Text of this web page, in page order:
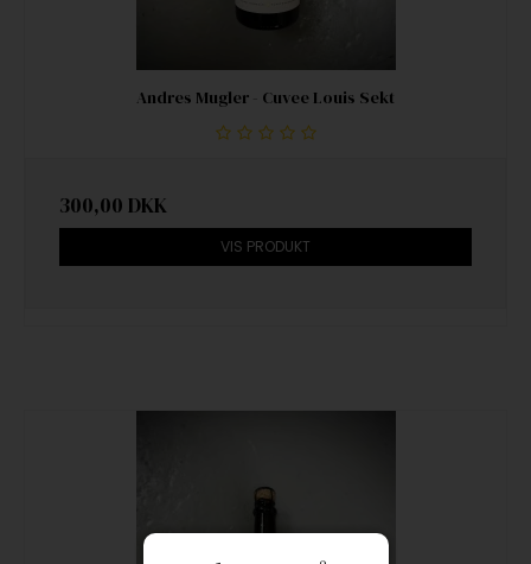
Andres Mugler - Cuvee Louis Sekt
300,00 DKK
VIS PRODUKT